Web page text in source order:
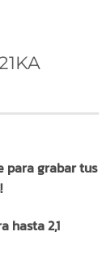
para grabar tus
hasta 2,1